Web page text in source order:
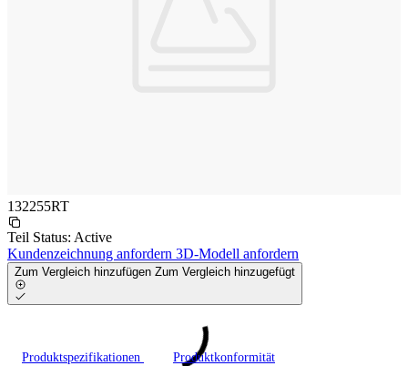
132255RT
Teil Status: Active
Kundenzeichnung anfordern 3D-Modell anfordern
Zum Vergleich hinzufügen Zum Vergleich hinzugefügt
Produktspezifikationen
Produktkonformität